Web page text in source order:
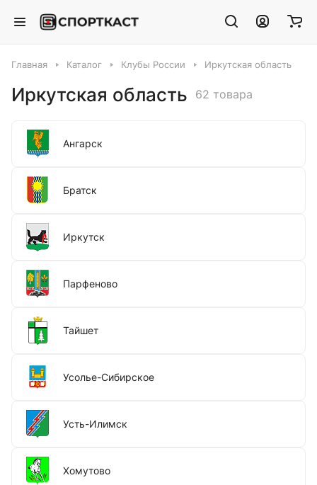
Главная Каталог Клубы России Иркутская область
Иркутская область 62 товара
Ангарск
Братск
Иркутск
Парфеново
Тайшет
Усолье-Сибирское
Усть-Илимск
Хомутово